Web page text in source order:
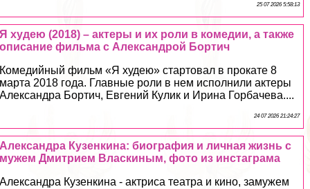
25 07 2026 5:58:13
Я худею (2018) – актеры и их роли в комедии, а также
описание фильма с Александрой Бортич
Комедийный фильм «Я худею» стартовал в прокате 8
марта 2018 года. Главные роли в нем исполнили актеры
Александра Бортич, Евгений Кулик и Ирина Горбачева....
24 07 2026 21:24:27
Александра Кузенкина: биография и личная жизнь с
мужем Дмитрием Власкиным, фото из инстаграма
Александра Кузенкина - актриса театра и кино, замужем